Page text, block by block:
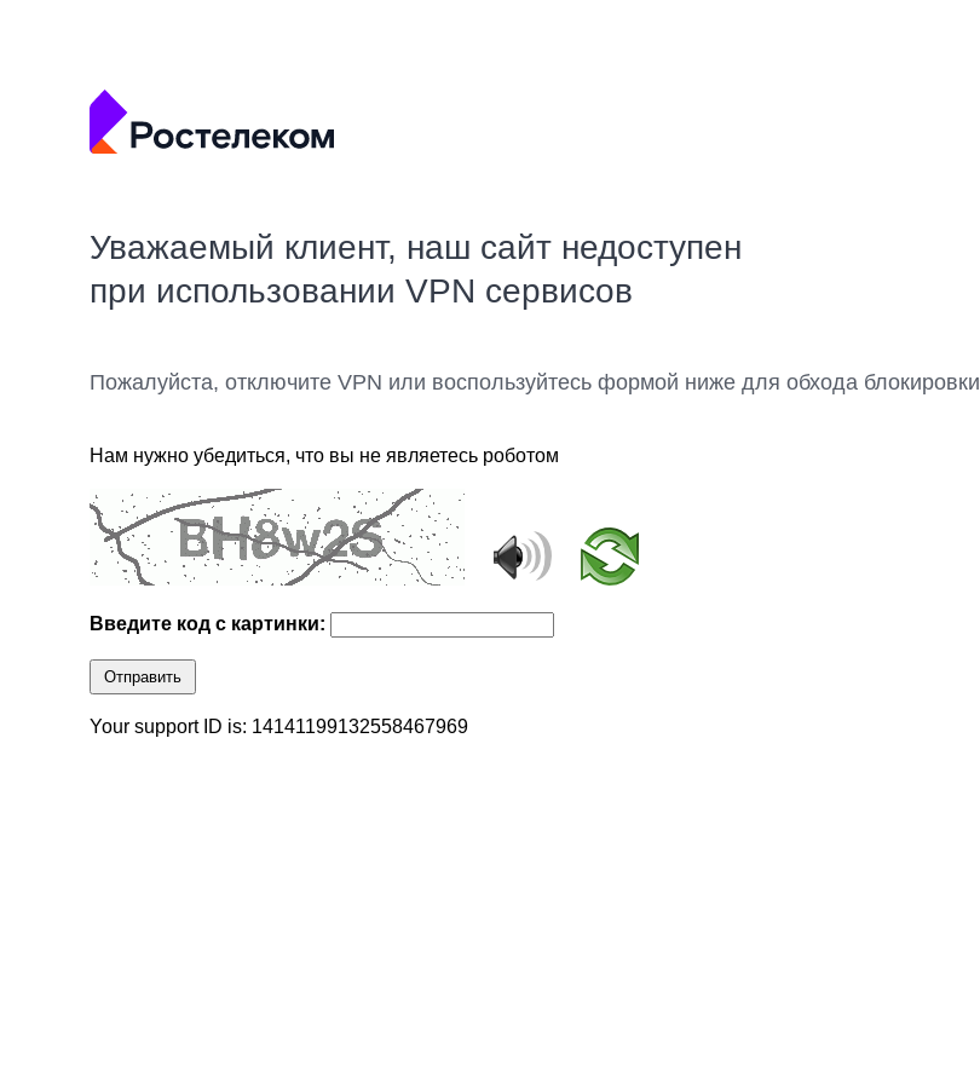
Уважаемый клиент, наш сайт недоступен
при использовании VPN сервисов
Пожалуйста, отключите VPN или воспользуйтесь формой ниже для обхода блокировки
Нам нужно убедиться, что вы не являетесь роботом
Введите код с картинки:
Отправить
Your support ID is: 14141199132558467969